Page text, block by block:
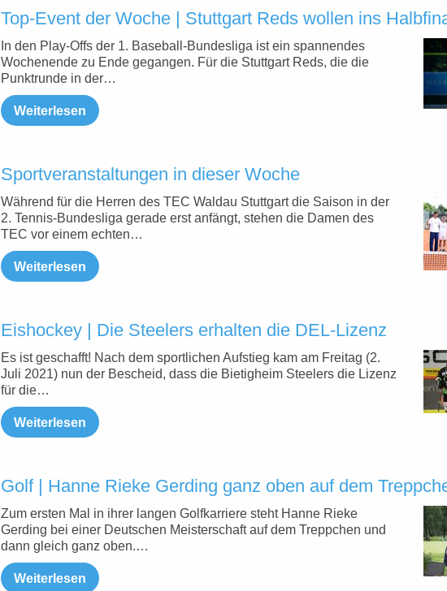
Top-Event der Woche | Stuttgart Reds wollen ins
In den Play-Offs der 1. Baseball-Bundesliga ist ein spannendes
Wochenende zu Ende gegangen. Für die Stuttgart Reds, die die
Punktrunde in der…
Weiterlesen
Sportveranstaltungen in dieser Woche
Während für die Herren des TEC Waldau Stuttgart die Saison in der
2. Tennis-Bundesliga gerade erst anfängt, stehen die Damen des
TEC vor einem echten…
Weiterlesen
Eishockey | Die Steelers erhalten die DEL-Lizenz
Es ist geschafft! Nach dem sportlichen Aufstieg kam am Freitag (2.
Juli 2021) nun der Bescheid, dass die Bietigheim Steelers die Lizenz
für die…
Weiterlesen
Golf | Hanne Rieke Gerding ganz oben auf dem
Zum ersten Mal in ihrer langen Golfkarriere steht Hanne Rieke
Gerding bei einer Deutschen Meisterschaft auf dem Treppchen und
dann gleich ganz oben.…
Weiterlesen